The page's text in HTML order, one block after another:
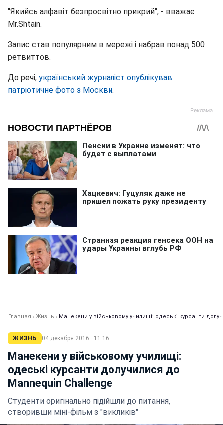
"Якийсь алфавіт безпросвітно прикрий", - вважає
Mr.Shtain.
Запис став популярним в мережі і набрав понад 500
ретвиттов.
До речі, український журналіст опублікував
патріотичне фото з Москви.
Главная › Жизнь › Манекени у військовому училищі: одеські курсанти
ЖИЗНЬ 04 декабря 2016 · 11:16
Манекени у військовому училищі:
одеські курсанти долучилися до
Mannequin Challenge
Студенти оригінально підійшли до питання,
створивши міні-фільм з "викликів"